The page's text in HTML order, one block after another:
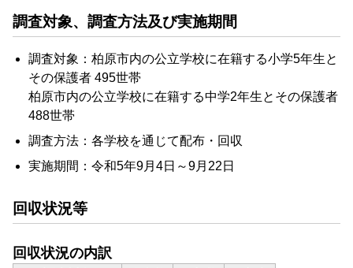
調査対象、調査方法及び実施期間
調査対象：柏原市内の公立学校に在籍する小学5年生と
その保護者 495世帯
柏原市内の公立学校に在籍する中学2年生とその保護者
488世帯
調査方法：各学校を通じて配布・回収
実施期間：令和5年9月4日～9月22日
回収状況等
回収状況の内訳